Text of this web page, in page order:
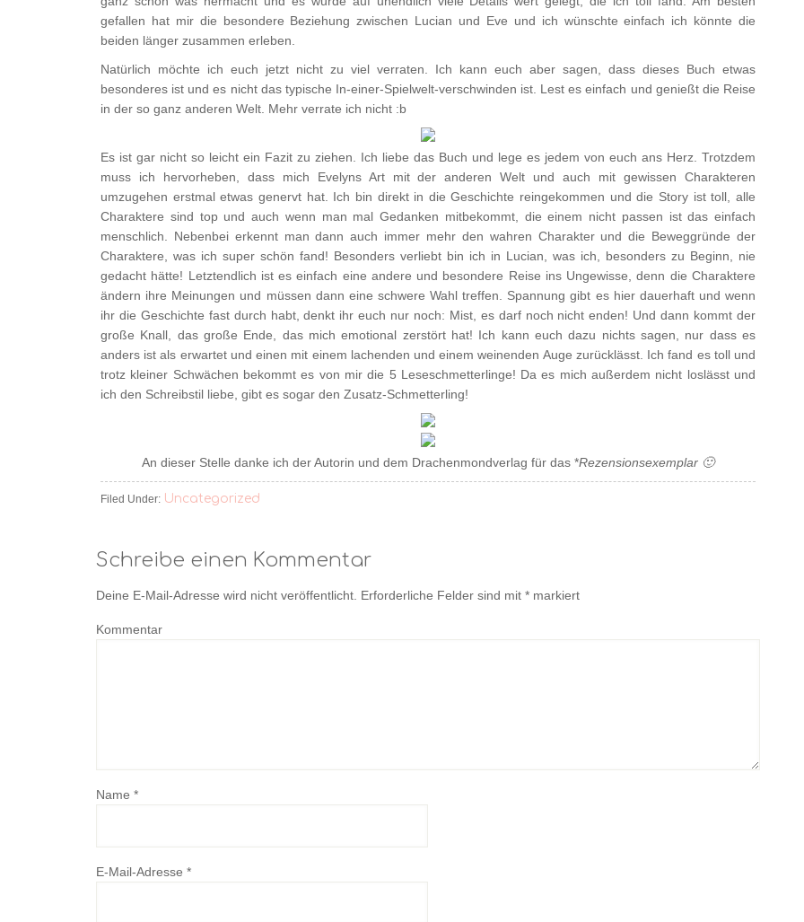
gefallen hat mir die besondere Beziehung zwischen Lucian und Eve und ich wünschte einfach ich könnte die
beiden länger zusammen erleben.
Natürlich möchte ich euch jetzt nicht zu viel verraten. Ich kann euch aber sagen, dass dieses Buch etwas
besonderes ist und es nicht das typische In-einer-Spielwelt-verschwinden ist. Lest es einfach und genießt die Reise
in der so ganz anderen Welt. Mehr verrate ich nicht :b
Es ist gar nicht so leicht ein Fazit zu ziehen. Ich liebe das Buch und lege es jedem von euch ans Herz. Trotzdem
muss ich hervorheben, dass mich Evelyns Art mit der anderen Welt und auch mit gewissen Charakteren
umzugehen erstmal etwas genervt hat. Ich bin direkt in die Geschichte reingekommen und die Story ist toll, alle
Charaktere sind top und auch wenn man mal Gedanken mitbekommt, die einem nicht passen ist das einfach
menschlich. Nebenbei erkennt man dann auch immer mehr den wahren Charakter und die Beweggründe der
Charaktere, was ich super schön fand! Besonders verliebt bin ich in Lucian, was ich, besonders zu Beginn, nie
gedacht hätte! Letztendlich ist es einfach eine andere und besondere Reise ins Ungewisse, denn die Charaktere
ändern ihre Meinungen und müssen dann eine schwere Wahl treffen. Spannung gibt es hier dauerhaft und wenn
ihr die Geschichte fast durch habt, denkt ihr euch nur noch: Mist, es darf noch nicht enden! Und dann kommt der
große Knall, das große Ende, das mich emotional zerstört hat! Ich kann euch dazu nichts sagen, nur dass es
anders ist als erwartet und einen mit einem lachenden und einem weinenden Auge zurücklässt. Ich fand es toll und
trotz kleiner Schwächen bekommt es von mir die 5 Leseschmetterlinge! Da es mich außerdem nicht loslässt und
ich den Schreibstil liebe, gibt es sogar den Zusatz-Schmetterling!
An dieser Stelle danke ich der Autorin und dem Drachenmondverlag für das *Rezensionsexemplar 🙂
Filed Under: Uncategorized
Schreibe einen Kommentar
Deine E-Mail-Adresse wird nicht veröffentlicht. Erforderliche Felder sind mit * markiert
Kommentar
Name *
E-Mail-Adresse *